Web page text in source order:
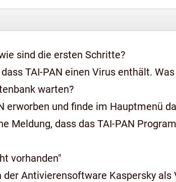
sind die ersten Schritte?
TAI-PAN einen Virus enthält.
warten?
erworben und finde im Hauptmenü
Meldung, dass das TAI-PAN
vorhanden"
der Antivierensoftware Kaspersky als